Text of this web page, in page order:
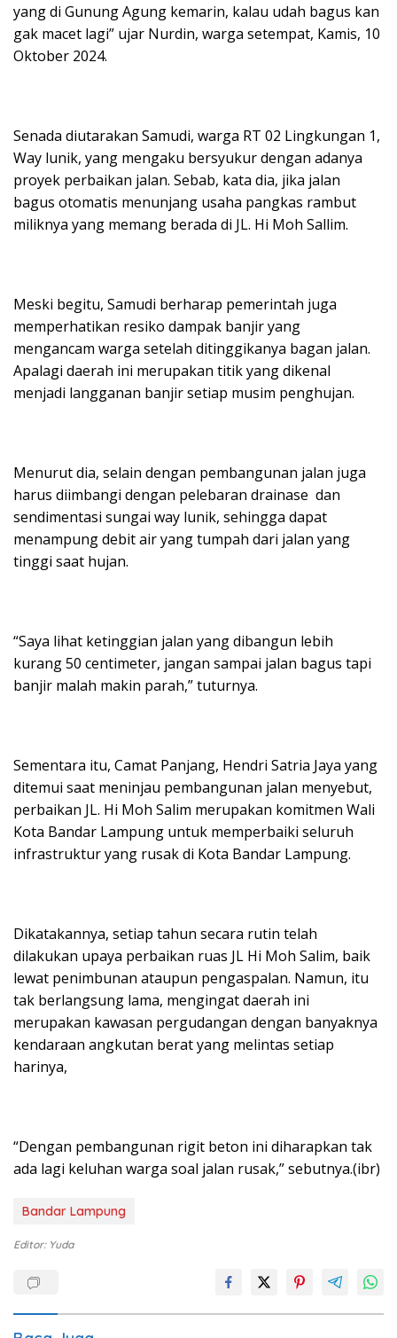
yang di Gunung Agung kemarin, kalau udah bagus kan
gak macet lagi” ujar Nurdin, warga setempat, Kamis, 10
Oktober 2024.
Senada diutarakan Samudi, warga RT 02 Lingkungan 1,
Way lunik, yang mengaku bersyukur dengan adanya
proyek perbaikan jalan. Sebab, kata dia, jika jalan
bagus otomatis menunjang usaha pangkas rambut
miliknya yang memang berada di JL. Hi Moh Sallim.
Meski begitu, Samudi berharap pemerintah juga
memperhatikan resiko dampak banjir yang
mengancam warga setelah ditinggikanya bagan jalan.
Apalagi daerah ini merupakan titik yang dikenal
menjadi langganan banjir setiap musim penghujan.
Menurut dia, selain dengan pembangunan jalan juga
harus diimbangi dengan pelebaran drainase dan
sendimentasi sungai way lunik, sehingga dapat
menampung debit air yang tumpah dari jalan yang
tinggi saat hujan.
“Saya lihat ketinggian jalan yang dibangun lebih
kurang 50 centimeter, jangan sampai jalan bagus tapi
banjir malah makin parah,” tuturnya.
Sementara itu, Camat Panjang, Hendri Satria Jaya yang
ditemui saat meninjau pembangunan jalan menyebut,
perbaikan JL. Hi Moh Salim merupakan komitmen Wali
Kota Bandar Lampung untuk memperbaiki seluruh
infrastruktur yang rusak di Kota Bandar Lampung.
Dikatakannya, setiap tahun secara rutin telah
dilakukan upaya perbaikan ruas JL Hi Moh Salim, baik
lewat penimbunan ataupun pengaspalan. Namun, itu
tak berlangsung lama, mengingat daerah ini
merupakan kawasan pergudangan dengan banyaknya
kendaraan angkutan berat yang melintas setiap
harinya,
“Dengan pembangunan rigit beton ini diharapkan tak
ada lagi keluhan warga soal jalan rusak,” sebutnya.(ibr)
Bandar Lampung
Editor: Yuda